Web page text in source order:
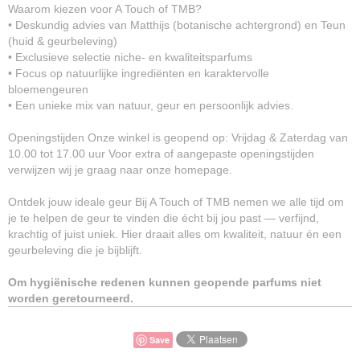
Waarom kiezen voor A Touch of TMB?
• Deskundig advies van Matthijs (botanische achtergrond) en Teun
(huid & geurbeleving)
• Exclusieve selectie niche- en kwaliteitsparfums
• Focus op natuurlijke ingrediënten en karaktervolle
bloemengeuren
• Een unieke mix van natuur, geur en persoonlijk advies.
Openingstijden Onze winkel is geopend op: Vrijdag & Zaterdag van
10.00 tot 17.00 uur Voor extra of aangepaste openingstijden
verwijzen wij je graag naar onze homepage.
Ontdek jouw ideale geur Bij A Touch of TMB nemen we alle tijd om
je te helpen de geur te vinden die écht bij jou past — verfijnd,
krachtig of juist uniek. Hier draait alles om kwaliteit, natuur én een
geurbeleving die je bijblijft.
Om hygiënische redenen kunnen geopende parfums niet
worden geretourneerd.
Save